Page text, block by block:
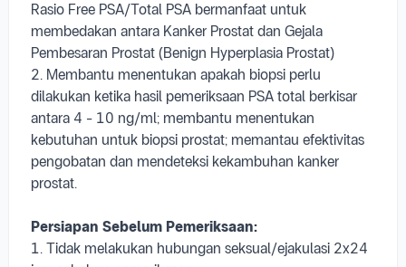
Rasio Free PSA/Total PSA bermanfaat untuk
membedakan antara Kanker Prostat dan Gejala
Pembesaran Prostat (Benign Hyperplasia Prostat)
2. Membantu menentukan apakah biopsi perlu
dilakukan ketika hasil pemeriksaan PSA total berkisar
antara 4 - 10 ng/ml; membantu menentukan
kebutuhan untuk biopsi prostat; memantau efektivitas
pengobatan dan mendeteksi kekambuhan kanker
prostat.
Persiapan Sebelum Pemeriksaan:
1. Tidak melakukan hubungan seksual/ejakulasi 2x24